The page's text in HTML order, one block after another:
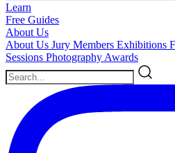
Learn
Free Guides
About Us
About Us Jury Members Exhibitions
Sessions Photography Awards